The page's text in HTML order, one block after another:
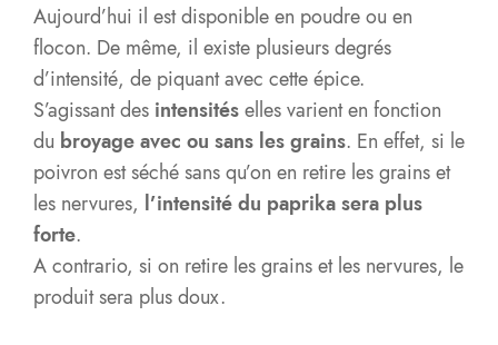
Aujourd’hui il est disponible en poudre ou en
flocon. De même, il existe plusieurs degrés
d’intensité, de piquant avec cette épice.
S’agissant des intensitéselles varient en fonction
du broyage avec ou sans les grains. En effet, si le
poivron est séché sans qu’on en retire les grains et
les nervures, l’intensité du paprika sera plus
forte.
A contrario, si on retire les grains et les nervures, le
produit sera plus doux.